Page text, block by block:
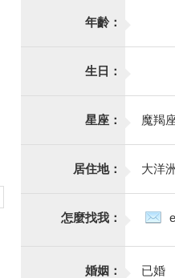
年齡：
生日：
星座： 魔羯
居住地： 大洋
怎麼找我：
婚姻： 已婚